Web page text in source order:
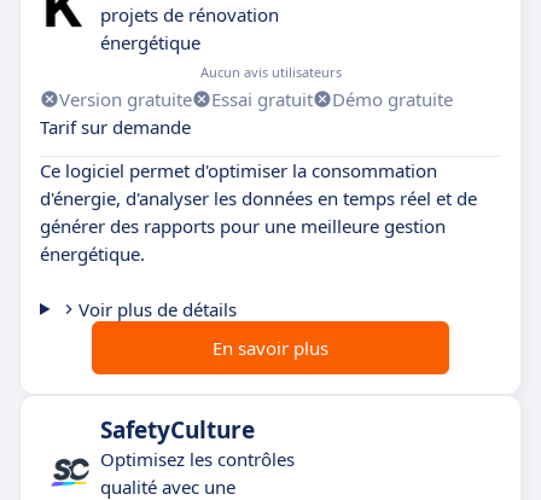
projets de rénovation
énergétique
Aucun avis utilisateurs
Version gratuite Essai gratuit
Démo gratuite
Tarif sur demande
Ce logiciel permet d'optimiser la consommation
d'énergie, d'analyser les données en temps réel et de
générer des rapports pour une meilleure gestion
énergétique.
Voir plus de détails
En savoir plus
SafetyCulture
Optimisez les contrôles
qualité avec une